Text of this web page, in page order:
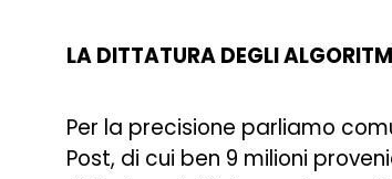
LA DITTATURA DEGLI
Per la precisione parliamo
Post, di cui ben 9 milioni